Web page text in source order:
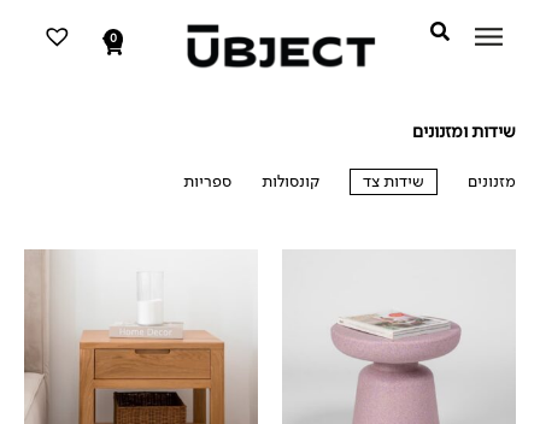
לתוכן
0
עגלת
קניות
שידות ומזנונים
מזנונים שידות צד קונסולות ספריות שידות צד